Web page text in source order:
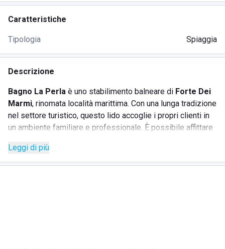
Caratteristiche
Tipologia Spiaggia
Descrizione
Bagno La Perla è uno stabilimento balneare di Forte Dei
Marmi, rinomata località marittima. Con una lunga tradizione
nel settore turistico, questo lido accoglie i propri clienti in
un ambiente familiare e professionale. È possibile affittare
riparo dal sole estivo. Lo stabilimento offre ai clienti una
varietà di servizi.
Leggi di più